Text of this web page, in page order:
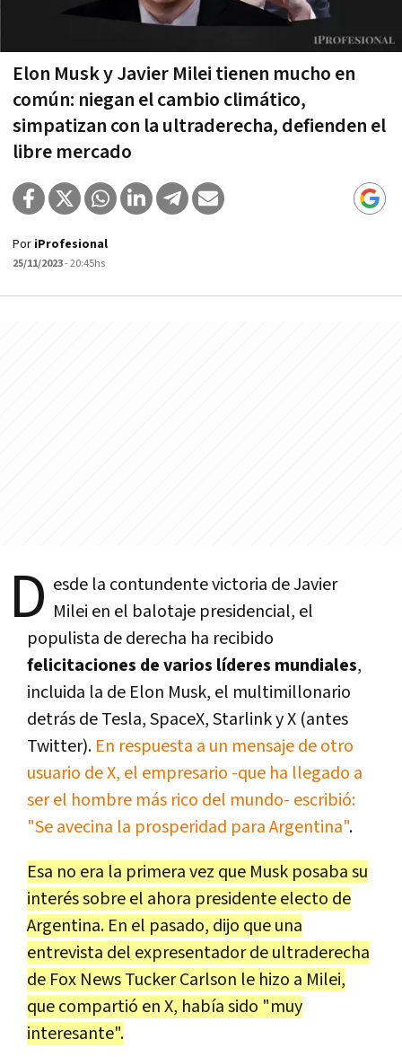
Elon Musk y Javier Milei tienen mucho en
común: niegan el cambio climático,
simpatizan con la ultraderecha, defienden el
libre mercado
Por iProfesional
25/11/2023- 20:45hs
D esde la contundente victoria de Javier
Milei en el balotaje presidencial, el
populista de derecha ha recibido
felicitaciones de varios líderes mundiales,
incluida la de Elon Musk, el multimillonario
detrás de Tesla, SpaceX, Starlink y X (antes
Twitter). En respuesta a un mensaje de otro
usuario de X, el empresario -que ha llegado a
ser el hombre más rico del mundo- escribió:
"Se avecina la prosperidad para Argentina".
Esa no era la primera vez que Musk posaba su
interés sobre el ahora presidente electo de
Argentina. En el pasado, dijo que una
entrevista del expresentador de ultraderecha
de Fox News Tucker Carlson le hizo a Milei,
que compartió en X, había sido "muy
interesante".